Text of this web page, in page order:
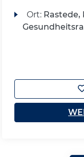
Ort: Rastede,